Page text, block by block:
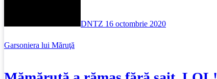
DNTZ 16 octombrie 2020
Garsoniera lui Măruţă